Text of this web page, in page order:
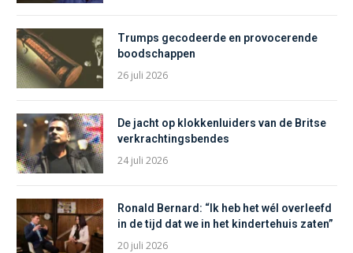
Trumps gecodeerde en provocerende
boodschappen
26 juli 2026
De jacht op klokkenluiders van de Britse
verkrachtingsbendes
24 juli 2026
Ronald Bernard: “Ik heb het wél overleefd
in de tijd dat we in het kindertehuis zaten”
20 juli 2026